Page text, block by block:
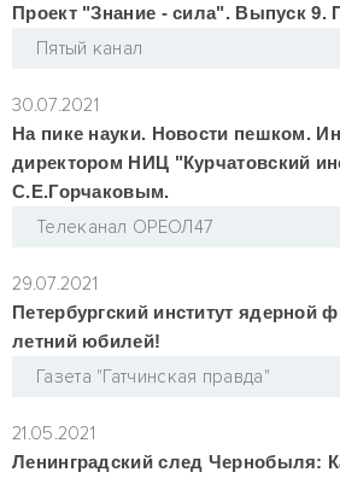
Проект "Знание - сила". Выпуск 9.
Пятый канал
30.07.2021
На пике науки. Новости пешком.
директором НИЦ "Курчатовский
С.Е.Горчаковым.
Телеканал ОРЕОЛ47
29.07.2021
Петербургский институт ядерной
летний юбилей!
Газета "Гатчинская правда"
21.05.2021
Ленинградский след Чернобыля: